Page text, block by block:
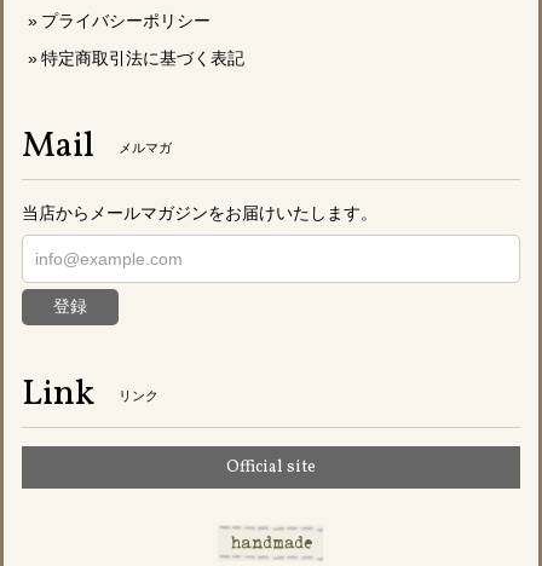
プライバシーポリシー
特定商取引法に基づく表記
Mail メルマガ
当店からメールマガジンをお届けいたします。
登録
Link リンク
Official site